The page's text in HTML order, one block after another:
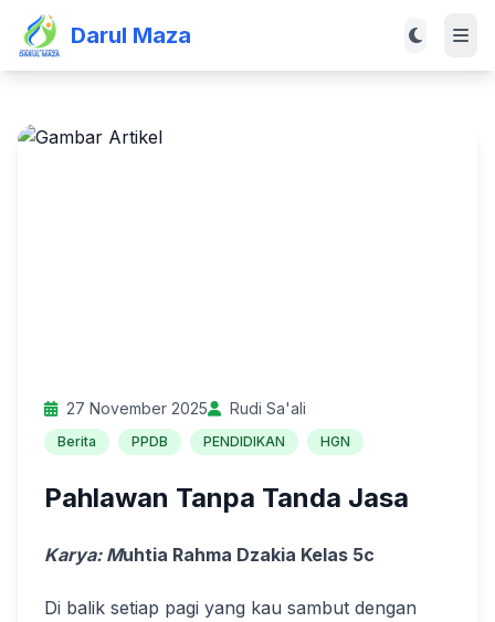
Darul Maza
27 November 2025 Rudi Sa'ali
Berita PPDB PENDIDIKAN HGN
Pahlawan Tanpa Tanda Jasa
Karya: Muhtia Rahma Dzakia Kelas 5c
Di balik setiap pagi yang kau sambut dengan